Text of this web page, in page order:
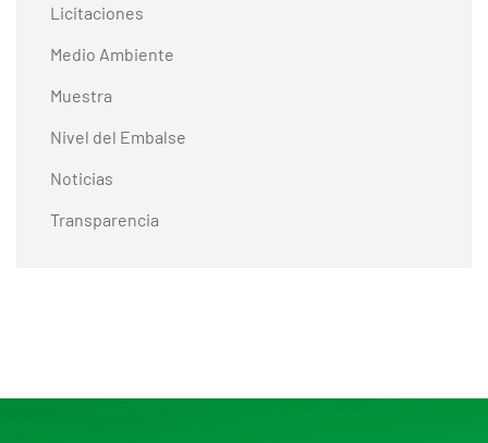
Licitaciones
Medio Ambiente
Muestra
Nivel del Embalse
Noticias
Transparencia